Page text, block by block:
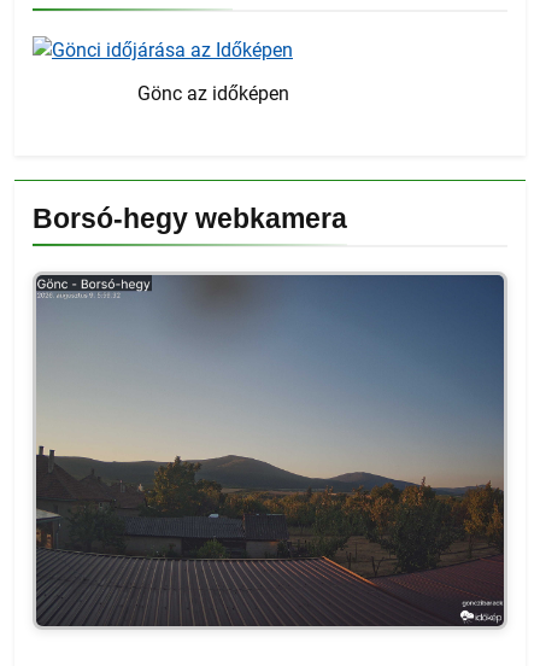
Gönc az időképen
Borsó-hegy webkamera